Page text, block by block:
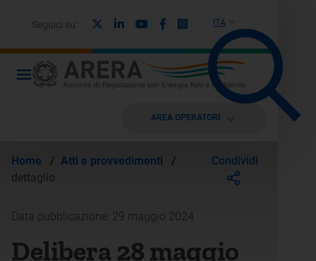
ITA
Seguici su: LinkedinYoutubeFacebook
Instagram
AREA OPERATORI
Home / Atti e provvedimenti
/
dettaglio
Condividi
Data pubblicazione: 29 maggio 2024
Delibera 28 maggio